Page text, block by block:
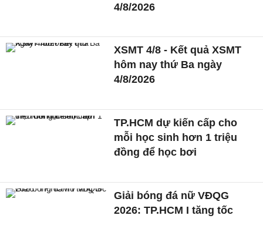
4/8/2026
XSMT 4/8 - Kết quả XSMT
hôm nay thứ Ba ngày
4/8/2026
TP.HCM dự kiến cấp cho
mỗi học sinh hơn 1 triệu
đồng để học bơi
Giải bóng đá nữ VĐQG
2026: TP.HCM I tăng tốc